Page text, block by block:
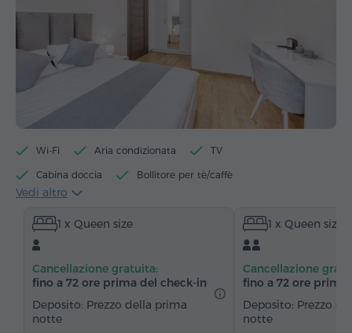
Wi-Fi Aria condizionata TV
Cabina doccia Bollitore per tè/caffè
Bollitore elettrico
Asciugamani Asciugacapelli
Riscaldamento
Sedia Cassaforte Servizio sveglia
Pavimenti in parquet
Ferro da stiro con asse (su richiesta)
Vedi altro
1 x Queen size
Cancellazione gratuita:
fino a 72 ore prima del check‑in
Deposito: Prezzo della prima
notte
1 x Queen size
Cancellazione
fino a 72 ore prima
Deposito: Prezzo
notte